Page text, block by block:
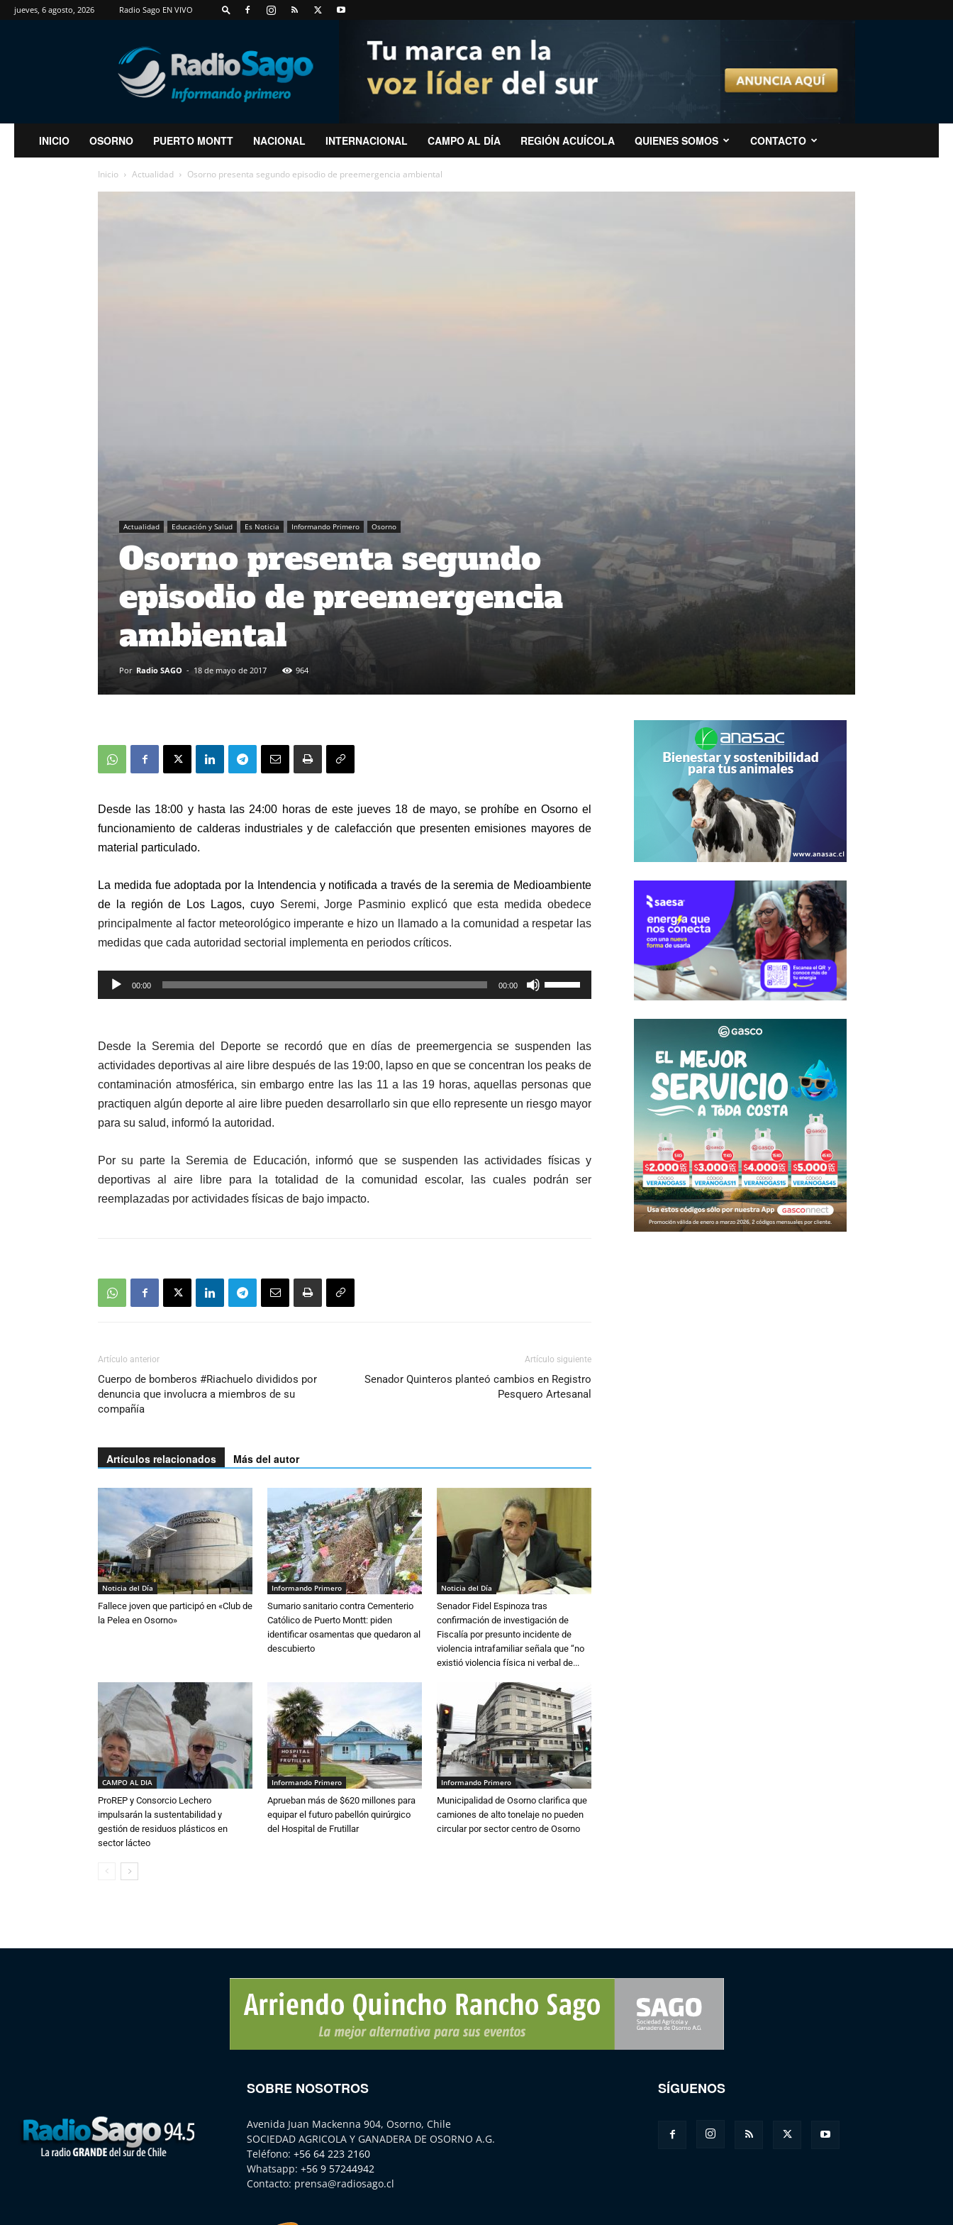
jueves, 6 agosto, 2026 Radio Sago EN VIVO
RadioSago
INICIO OSORNO PUERTO MONTT NACIONAL INTERNACIONAL CAMPO AL DÍA REGIÓN ACUÍCOLA QUIENES SOMOS CONTACTO
Inicio Actualidad Osorno presenta segundo episodio de preemergencia ambiental
Actualidad Educación y Salud Es Noticia Informando Primero Osorno
Osorno presenta segundo
episodio de preemergencia
ambiental
Por Radio SAGO - 18 de mayo de 2017 964
Desde las 18:00 y hasta las 24:00 horas de este jueves 18 de mayo, se prohíbe en Osornoel
funcionamientode calderas industriales y de calefacción que presenten emisiones mayores de
material particulado.
La medida fue adoptada por la Intendencia y notificada a través de la seremia de Medioambiente
de la región de Los Lagos, cuyo Seremi, Jorge Pasminio explicó que esta medida obedece
principalmente al factor meteorológico imperante e hizo un llamado a la comunidad a respetar las
medidas que cada autoridad sectorial implementa en periodos críticos.
Reproductor
de
00:00 00:00
las
flecha
arriba/abajo
para
aumentar
el
volumen.
Desde la Seremia del Deporte se recordó que en días de preemergencia sesuspenden las
actividades deportivas al aire libre después de las 19:00, lapso en que se concentran los peaks de
contaminación atmosférica, sin embargo entre las las 11 a las 19 horas,aquellas personas que
practiquen algún deporte al aire libre pueden desarrollarlo sin que ello represente un riesgo mayor
para su salud, informó la autoridad.
Por su parte la Seremia de Educación, informó que se suspenden las actividades físicas y
deportivas al aire libre para la totalidad de la comunidad escolar, las cuales podrán ser
reemplazadas por actividades físicas de bajo impacto.
Artículo anterior
Cuerpo de bomberos #Riachuelo divididos por
denuncia que involucra a miembros de su
compañía
Artículo siguiente
Senador Quinteros planteó cambios en Registro
Pesquero Artesanal
Artículos relacionados Más del autor
Noticia del Día
Fallece joven que participó en «Club de
la Pelea en Osorno»
Informando Primero
Sumario sanitario contra Cementerio
Católico de Puerto Montt: piden
identificar osamentas que quedaron al
descubierto
Noticia del Día
Senador Fidel Espinoza tras
confirmación de investigación de
Fiscalía por presunto incidente de
violencia intrafamiliar señala que “no
existió violencia física ni verbal de...
CAMPO AL DIA
ProREP y Consorcio Lechero
impulsarán la sustentabilidad y
gestión de residuos plásticos en
sector lácteo
Informando Primero
Aprueban más de $620 millones para
equipar el futuro pabellón quirúrgico
del Hospital de Frutillar
Informando Primero
Municipalidad de Osorno clarifica que
camiones de alto tonelaje no pueden
circular por sector centro de Osorno
SOBRE NOSOTROS
Avenida Juan Mackenna 904, Osorno, Chile
SOCIEDAD AGRICOLA Y GANADERA DE OSORNO A.G.
Teléfono: +56 64 223 2160
Whatsapp: +56 9 57244942
Contacto: prensa@radiosago.cl
SÍGUENOS